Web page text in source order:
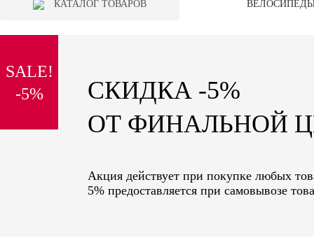
sale
надо брать
sale
КАТАЛОГ ТОВАРОВ
SALE!
-5%
СКИДКА -5%
ОТ ФИНАЛЬНОЙ
Акция действует при покупке любых
5% предоставляется при самовывозе